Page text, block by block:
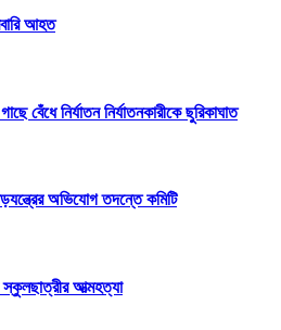
আহত
বেঁধে নির্যাতন নির্যাতনকারীকে ছুরিকাঘাত
অভিযোগ তদন্তে কমিটি
স্কুলছাত্রীর আত্মহত্যা